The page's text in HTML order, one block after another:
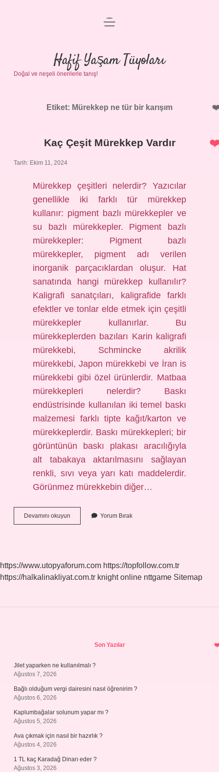
Anasayfa
Gizlilik Politikası
Yasal Uyarı
menüyü
Hafif Yaşam Tüyoları
Doğal ve neşeli önerilerle tanış!
Etiket: Mürekkep ne tür bir karışım
Kaç Çeşit Mürekkep Vardır
Tarih: Ekim 11, 2024
Mürekkep çeşitleri nelerdir? Yazıcılar
genellikle iki farklı tür mürekkep
kullanır: pigment bazlı mürekkepler ve
su bazlı mürekkepler. Pigment bazlı
mürekkepler: Pigment bazlı
mürekkepler, pigment adı verilen
inorganik parçacıklardan oluşur. Hat
sanatında hangi mürekkep kullanılır?
Kaligrafi sanatçıları, kaligrafide farklı
efektler ve tonlar elde etmek için çeşitli
mürekkepler kullanırlar. Bu
mürekkeplerden bazıları Karin kaligrafi
mürekkebi, Schmincke akrilik
mürekkebi, Japon mürekkebi ve İran is
mürekkebi gibi özel ürünlerdir. Matbaa
mürekkepleri nelerdir? Baskı
endüstrisinde kullanılan iki temel baskı
malzemesi farklı tipte kağıt/karton ve
mürekkeplerdir. Baskı mürekkepleri; bir
görüntünün baskı plakası aracılığıyla
alt tabakaya aktarılmasını sağlayan
renkli, sıvı veya yarı katı maddelerdir.
Görünmez mürekkebin diğer…
Devamını okuyun
Çeşit
Yorum Bırak
https://www.utopyaforum.com https://topfollow.com.tr
https://halkalinakliyat.com.tr knight online nttgame Sitemap
Son Yazılar
Jilet yaparken ne kullanılmalı ?
Ağustos 7, 2026
Bağlı olduğum vergi dairesini nasıl öğrenirim ?
Ağustos 6, 2026
Kaplumbağalar solunum yapar mı ?
Ağustos 5, 2026
Ava çıkmak için nasıl bir hazırlık ?
Ağustos 4, 2026
1 TL kaç Karadağ Dinarı eder ?
Ağustos 3, 2026